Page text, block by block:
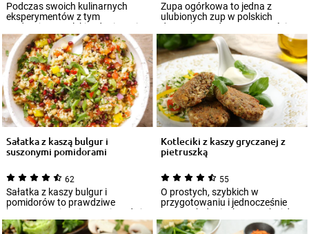
Podczas swoich kulinarnych
eksperymentów z tym
tradycyjnym polskim daniem nie
ograniczaj się wyłą...
Zupa ogórkowa to jedna z
ulubionych zup w polskich
domach. Bardzo często gości na
stołach w wersj...
Sałatka z kaszą bulgur i
suszonymi pomidorami
62
Sałatka z kaszy bulgur i
pomidorów to prawdziwe
bogactwo witamin! Zawiera dużo
warzyw i sprawdzi...
Kotleciki z kaszy gryczanej z
pietruszką
55
O prostych, szybkich w
przygotowaniu i jednocześnie
pysznych daniach marzy każdy
domowy kucharz...